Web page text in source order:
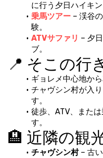
に行う夕日ハイキン
乗馬ツアー – 渓谷
験。
ATVサファリ – 夕
ブ。
📍 そこの行
ギョレメ中心地から
チャヴシン村が入
す。
徒歩、ATV、また
す。
🏨 近隣の観
チャヴシン村 – 古い